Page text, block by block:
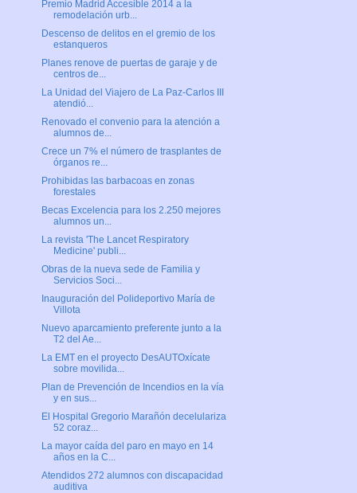
Premio Madrid Accesible 2014 a la
remodelación urb...
Descenso de delitos en el gremio de los
estanqueros
Planes renove de puertas de garaje y de
centros de...
La Unidad del Viajero de La Paz-Carlos III
atendió...
Renovado el convenio para la atención a
alumnos de...
Crece un 7% el número de trasplantes de
órganos re...
Prohibidas las barbacoas en zonas
forestales
Becas Excelencia para los 2.250 mejores
alumnos un...
La revista 'The Lancet Respiratory
Medicine' publi...
Obras de la nueva sede de Familia y
Servicios Soci...
Inauguración del Polideportivo María de
Villota
Nuevo aparcamiento preferente junto a la
T2 del Ae...
La EMT en el proyecto DesAUTOxícate
sobre movilida...
Plan de Prevención de Incendios en la vía
y en sus...
El Hospital Gregorio Marañón decelulariza
52 coraz...
La mayor caída del paro en mayo en 14
años en la C...
Atendidos 272 alumnos con discapacidad
auditiva